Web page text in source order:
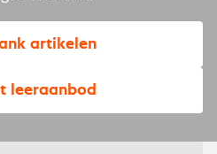
artikelen
leeraanbod